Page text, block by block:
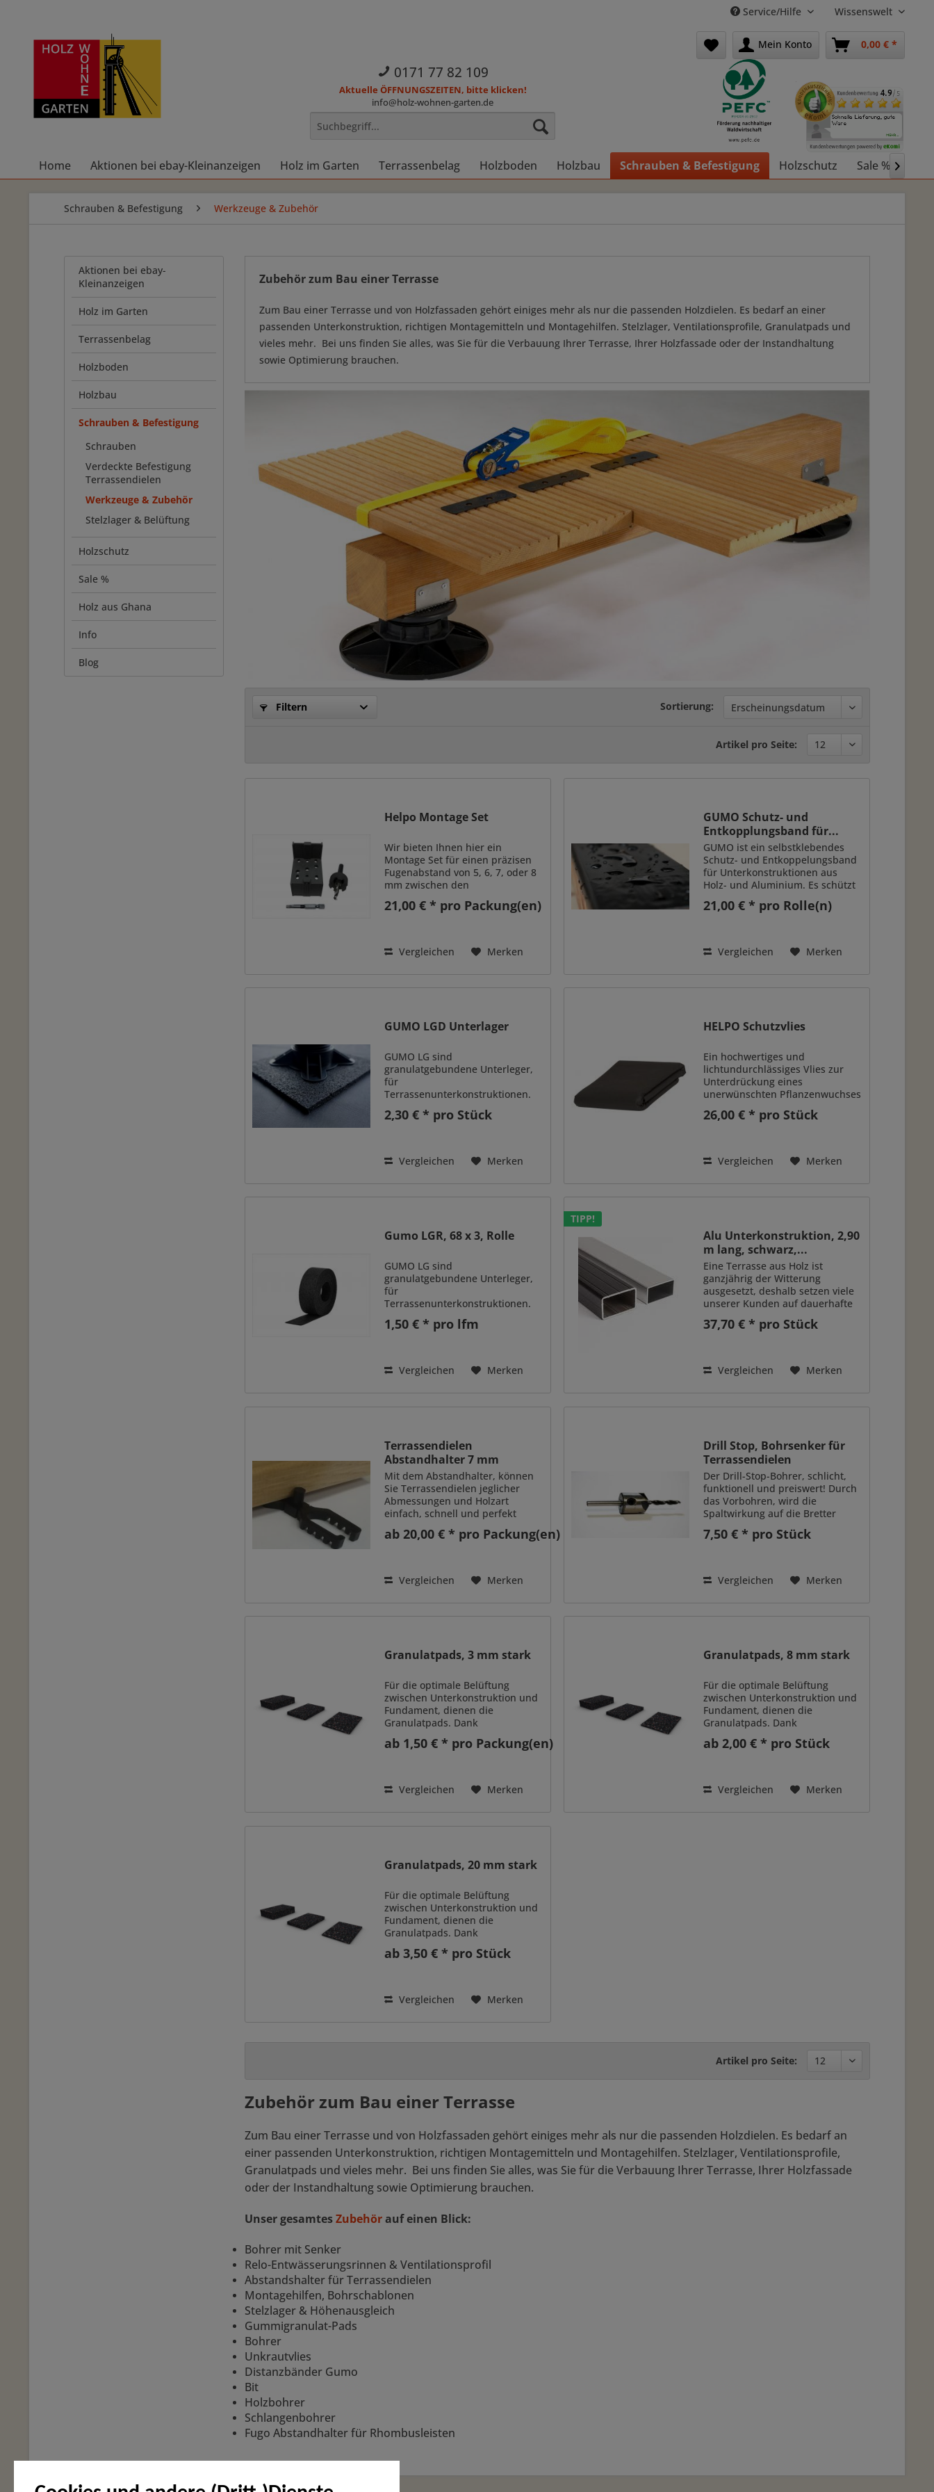
Service/Hilfe Wissenswelt
Mein Konto 0,00 € *
0171 77 82 109
Aktuelle ÖFFNUNGSZEITEN, bitte klicken!
info@holz-wohnen-garten.de
Home Aktionen bei ebay-Kleinanzeigen Holz im Garten Terrassenbelag Holzboden Holzbau Schrauben & Befestigung Holzschutz Sale % 
Schrauben & Befestigung Werkzeuge & Zubehör
Aktionen bei ebay-
Kleinanzeigen
Holz im Garten
Terrassenbelag
Holzboden
Holzbau
Schrauben & Befestigung
Schrauben
Verdeckte Befestigung
Terrassendielen
Werkzeuge & Zubehör
Stelzlager & Belüftung
Holzschutz
Sale %
Holz aus Ghana
Info
Blog
Zubehör zum Bau einer Terrasse
Zum Bau einer Terrasse und von Holzfassaden gehört einiges mehr als nur die passenden Holzdielen. Es bedarf an einer
passenden Unterkonstruktion, richtigen Montagemitteln und Montagehilfen. Stelzlager, Ventilationsprofile, Granulatpads und
vieles mehr. Bei uns finden Sie alles, was Sie für die Verbauung Ihrer Terrasse, Ihrer Holzfassade oder der Instandhaltung
sowie Optimierung brauchen.
Filtern Sortierung:
Artikel pro Seite:
Helpo Montage Set
Wir bieten Ihnen hier ein
Montage Set für einen präzisen
Fugenabstand von 5, 6, 7, oder 8
mm zwischen den
Bohrungen von 15, 20 oder 25
21,00 € * pro Packung(en)
Vergleichen Merken
GUMO Schutz- und
Entkopplungsband für...
GUMO ist ein selbstklebendes
Schutz- und Entkoppelungsband
für Unterkonstruktionen aus
Holz- und Aluminium. Es schützt
dauerhaft vor Schmutz- und
zwischen...
21,00 € * pro Rolle(n)
Vergleichen Merken
GUMO LGD Unterlager
GUMO LG sind
granulatgebundene Unterleger,
für
Terrassenunterkonstruktionen.
Die Ausgleichpads, GUMO LG,
werden zwischen einer
Aluminium und Fundament
gelegt. Ein Höhenausgleich...
2,30 € * pro Stück
Vergleichen Merken
HELPO Schutzvlies
Ein hochwertiges und
lichtundurchlässiges Vlies zur
Unterdrückung eines
unerwünschten Pflanzenwuchses
unter der Terrasse. Überlappend
auslegen und mit einer
Stück 1,6 x 10 m =...
26,00 € * pro Stück
Vergleichen Merken
Gumo LGR, 68 x 3, Rolle
GUMO LG sind
granulatgebundene Unterleger,
für
Terrassenunterkonstruktionen.
Die Ausgleichpads, GUMO LG,
werden zwischen einer
Aluminium und Fundament
gelegt. Ein Höhenausgleich...
1,50 € * pro lfm
Vergleichen Merken
TIPP!
Alu Unterkonstruktion, 2,90
m lang, schwarz,...
Eine Terrasse aus Holz ist
ganzjährig der Witterung
ausgesetzt, deshalb setzen viele
unserer Kunden auf dauerhafte
Terrassenbeläge. Wenn aber die
Unterkonstruktion unerwartet
37,70 € * pro Stück
Vergleichen Merken
Terrassendielen
Abstandhalter 7 mm
Mit dem Abstandhalter, können
Sie Terrassendielen jeglicher
Abmessungen und Holzart
einfach, schnell und perfekt
ohne weitere Hilfmittel, ein
ab 20,00 € * pro Packung(en)
Vergleichen Merken
Drill Stop, Bohrsenker für
Terrassendielen
Der Drill-Stop-Bohrer, schlicht,
funktionell und preiswert! Durch
das Vorbohren, wird die
Spaltwirkung auf die Bretter
insbesondere bei der Befestigung
7,50 € * pro Stück
Vergleichen Merken
Granulatpads, 3 mm stark
Für die optimale Belüftung
zwischen Unterkonstruktion und
Fundament, dienen die
Granulatpads. Dank
verschiedener Stärken können
Höhenunterschiede flexibel
Art, kleine...
ab 1,50 € * pro Packung(en)
Vergleichen Merken
Granulatpads, 8 mm stark
Für die optimale Belüftung
zwischen Unterkonstruktion und
Fundament, dienen die
Granulatpads. Dank
verschiedener Stärken können
Höhenunterschiede flexibel
Art, kleine...
ab 2,00 € * pro Stück
Vergleichen Merken
Granulatpads, 20 mm stark
Für die optimale Belüftung
zwischen Unterkonstruktion und
Fundament, dienen die
Granulatpads. Dank
Höhenunterschiede flexibel
Art, kleine...
ab 3,50 € * pro Stück
Vergleichen Merken
Artikel pro Seite:
Zubehör zum Bau einer Terrasse
Zum Bau einer Terrasse und von Holzfassaden gehört einiges mehr als nur die passenden Holzdielen. Es bedarf an
einer passenden Unterkonstruktion, richtigen Montagemitteln und Montagehilfen. Stelzlager, Ventilationsprofile,
Granulatpads und vieles mehr. Bei uns finden Sie alles, was Sie für die Verbauung Ihrer Terrasse, Ihrer Holzfassade
oder der Instandhaltung sowie Optimierung brauchen.
Unser gesamtesZubehörauf einen Blick:
Bohrer mit Senker
Relo-Entwässerungsrinnen & Ventilationsprofil
Abstandshalter für Terrassendielen
Montagehilfen, Bohrschablonen
Stelzlager & Höhenausgleich
Gummigranulat-Pads
Bohrer
Unkrautvlies
Distanzbänder Gumo
Bit
Holzbohrer
Schlangenbohrer
Fugo Abstandhalter für Rhombusleisten